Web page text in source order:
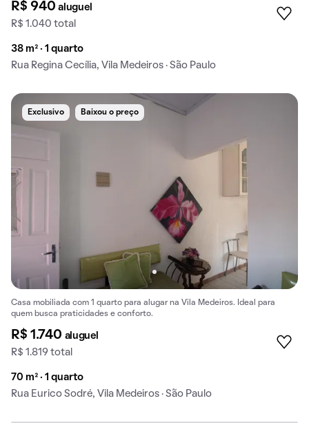
R$ 940aluguel
R$ 1.040 total
38 m² · 1 quarto
Rua Regina Cecília, Vila Medeiros · São Paulo
Exclusivo Baixou o preço
Casa mobiliada com 1 quarto para alugar na Vila Medeiros. Ideal para
quem busca praticidades e conforto.
R$ 1.740 aluguel
R$ 1.819 total
70 m² · 1 quarto
Rua Eurico Sodré, Vila Medeiros · São Paulo